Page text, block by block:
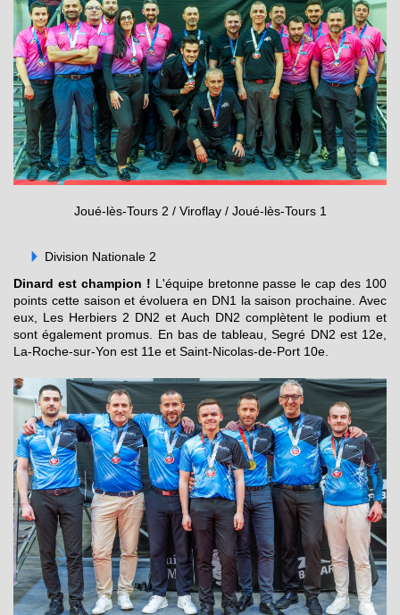
Joué-lès-Tours 2 / Viroflay / Joué-lès-Tours 1
Division Nationale 2
Dinard est champion ! L'équipe bretonne passe le cap des 100
points cette saison et évoluera en DN1 la saison prochaine. Avec
eux, Les Herbiers 2 DN2 et Auch DN2 complètent le podium et
sont également promus. En bas de tableau, Segré DN2 est 12e,
La-Roche-sur-Yon est 11e et Saint-Nicolas-de-Port 10e.